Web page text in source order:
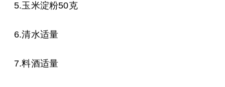
5.玉米淀粉50克
6.清水适量
7.料酒适量